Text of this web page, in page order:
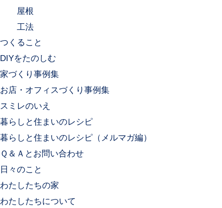
屋根
工法
つくること
DIYをたのしむ
家づくり事例集
お店・オフィスづくり事例集
スミレのいえ
暮らしと住まいのレシピ
暮らしと住まいのレシピ（メルマガ編）
Ｑ＆Ａとお問い合わせ
日々のこと
わたしたちの家
わたしたちについて